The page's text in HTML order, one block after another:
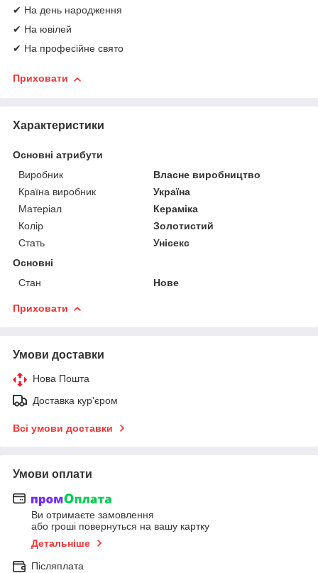
✔ На день народження
✔ На ювілей
✔ На професійне свято
Приховати
Характеристики
Основні атрибути
Виробник
Власне виробництво
Країна виробник
Україна
Матеріал
Кераміка
Колір
Золотистий
Стать
Унісекс
Основні
Стан
Нове
Приховати
Умови доставки
Нова Пошта
Доставка кур'єром
Всі умови доставки
Умови оплати
Ви отримаєте замовлення
або гроші повернуться на вашу картку
Детальніше
Післяплата